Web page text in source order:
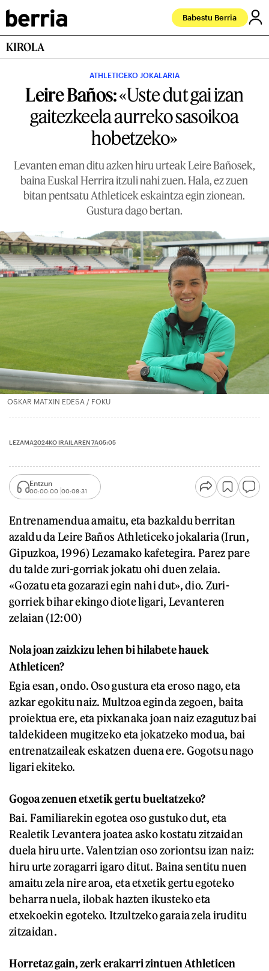
Babestu Berria
KIROLA
ATHLETICEKO JOKALARIA
Leire Baños:«Uste dut gai izan
gaitezkeela aurreko sasoikoa
hobetzeko»
Levanten eman ditu azken hiru urteak Leire Bañosek,
baina Euskal Herrira itzuli nahi zuen. Hala, ez zuen
bitan pentsatu Athleticek eskaintza egin zionean.
Gustura dago bertan.
OSKAR MATXIN EDESA / FOKU
LEZAMA2024KO IRAILAREN 7A05:05
Entzun
00:00:00 00:08:31
Entrenamendua amaitu, eta bazkaldu berritan
azaldu da Leire Baños Athleticeko jokalaria (Irun,
Gipuzkoa, 1996) Lezamako kafetegira. Parez pare
du talde zuri-gorriak jokatu ohi duen zelaia.
«Gozatu eta gozarazi egin nahi dut», dio. Zuri-
gorriek bihar ekingo diote ligari, Levanteren
zelaian (12:00)
Nola joan zaizkizu lehen bi hilabete hauek
Athleticen?
Egia esan, ondo. Oso gustura eta eroso nago, eta
azkar egokitu naiz. Multzoa eginda zegoen, baita
proiektua ere, eta pixkanaka joan naiz ezagutuz bai
taldekideen mugitzeko eta jokatzeko modua, bai
entrenatzaileak eskatzen duena ere. Gogotsu nago
ligari ekiteko.
Gogoa zenuen etxetik gertu bueltatzeko?
Bai. Familiarekin egotea oso gustuko dut, eta
Realetik Levantera joatea asko kostatu zitzaidan
duela hiru urte. Valentzian oso zoriontsu izan naiz:
hiru urte zoragarri igaro ditut. Baina sentitu nuen
amaitu zela nire aroa, eta etxetik gertu egoteko
beharra nuela, ilobak hazten ikusteko eta
etxekoekin egoteko. Itzultzeko garaia zela iruditu
zitzaidan.
Horretaz gain, zerk erakarri zintuen Athleticen